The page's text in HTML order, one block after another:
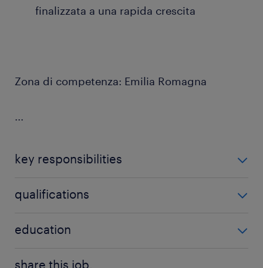
finalizzata a una rapida crescita
Zona di competenza: Emilia Romagna
...
key responsibilities
commerciale, si occuperà di:
qualifications
education
share this job.